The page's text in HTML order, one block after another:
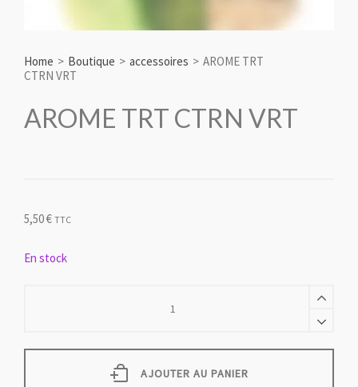
Home > Boutique > accessoires > AROME TRT
CTRN VRT
AROME TRT CTRN VRT
5,50€ TTC
En stock
quantity
AJOUTER AU PANIER